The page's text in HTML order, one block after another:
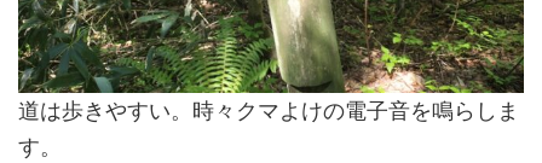
道は歩きやすい。時々クマよけの電子音を鳴らしま
す。